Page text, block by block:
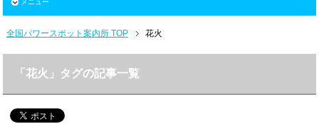
メニュー
全国パワースポット案内所 TOP 花火
「花火」タグの記事一覧